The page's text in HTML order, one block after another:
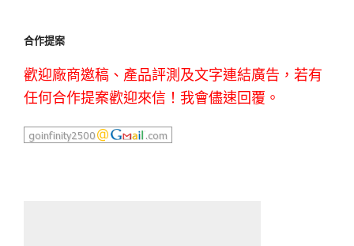
合作提案
歡迎廠商邀稿、產品評測及文字連結廣告，若有
任何合作提案歡迎來信！我會儘速回覆。